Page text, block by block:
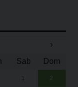
›
Sab Dom
1 2